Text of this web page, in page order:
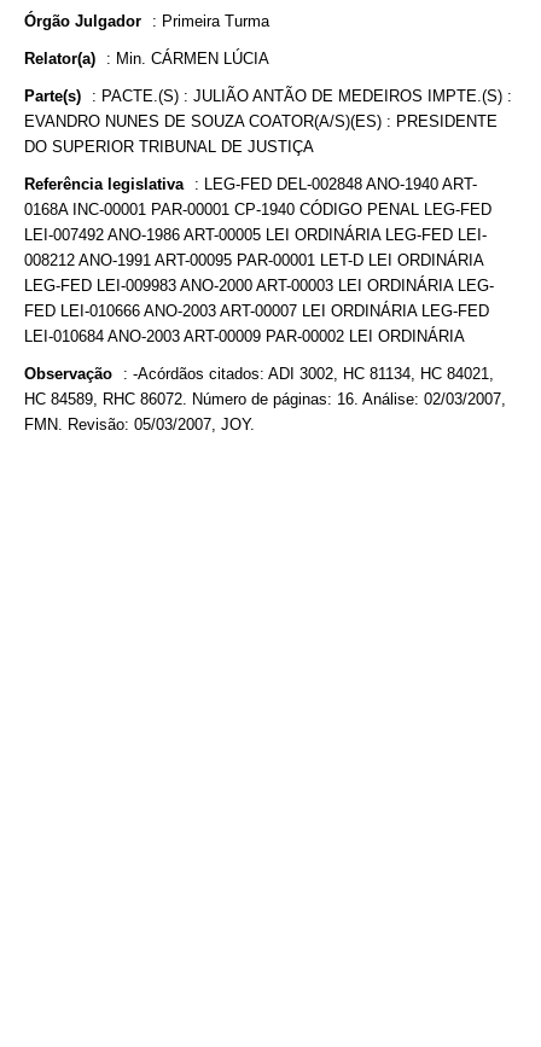
Órgão Julgador : Primeira Turma
Relator(a) : Min. CÁRMEN LÚCIA
Parte(s) : PACTE.(S) : JULIÃO ANTÃO DE MEDEIROS IMPTE.(S) :
EVANDRO NUNES DE SOUZA COATOR(A/S)(ES) : PRESIDENTE
DO SUPERIOR TRIBUNAL DE JUSTIÇA
Referência legislativa : LEG-FED DEL-002848 ANO-1940 ART-
0168A INC-00001 PAR-00001 CP-1940 CÓDIGO PENAL LEG-FED
LEI-007492 ANO-1986 ART-00005 LEI ORDINÁRIA LEG-FED LEI-
008212 ANO-1991 ART-00095 PAR-00001 LET-D LEI ORDINÁRIA
LEG-FED LEI-009983 ANO-2000 ART-00003 LEI ORDINÁRIA LEG-
FED LEI-010666 ANO-2003 ART-00007 LEI ORDINÁRIA LEG-FED
LEI-010684 ANO-2003 ART-00009 PAR-00002 LEI ORDINÁRIA
Observação : -Acórdãos citados: ADI 3002, HC 81134, HC 84021,
HC 84589, RHC 86072. Número de páginas: 16. Análise: 02/03/2007,
FMN. Revisão: 05/03/2007, JOY.